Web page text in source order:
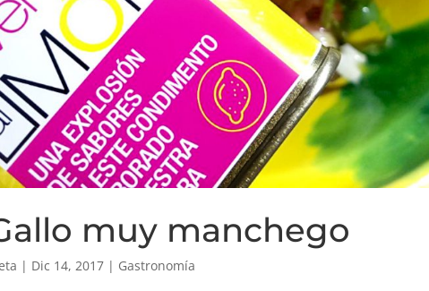
muy manchego
| Dic 14, 2017 | Gastronomía